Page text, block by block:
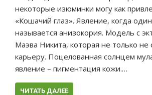
некоторые изюминки могу как
«Кошачий глаз». Явление, когда
называется анизокория. Модель с
Маэва Никита, которая не только
карьеру. Поцелованная солнцем
явление – пигментация кожи.…
ЧИТАТЬ ДАЛЕЕ